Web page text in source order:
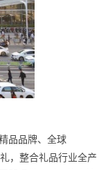
品品牌、全球
，整合礼品行业全产